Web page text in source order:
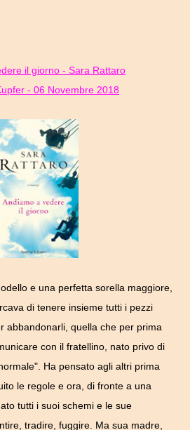
il giorno - Sara Rattaro
- 06 Novembre 2018
e una perfetta sorella maggiore,
di tenere insieme tutti i pezzi
abbandonarli, quella che per prima
con il fratellino, nato privo di
Ha pensato agli altri prima
le regole e ora, di fronte a una
tutti i suoi schemi e le sue
tradire, fuggire. Ma sua madre,